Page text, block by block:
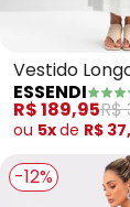
Vestido
(Natural)
ESSENDI
R$ 189,95R$
ou 5xde R$
-12%